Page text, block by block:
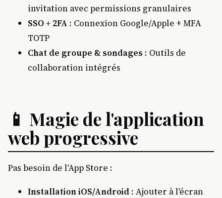
invitation avec permissions granulaires
SSO + 2FA : Connexion Google/Apple + MFA
TOTP
Chat de groupe & sondages : Outils de
collaboration intégrés
📱 Magie de l'application
web progressive
Pas besoin de l'App Store :
Installation iOS/Android : Ajouter à l'écran